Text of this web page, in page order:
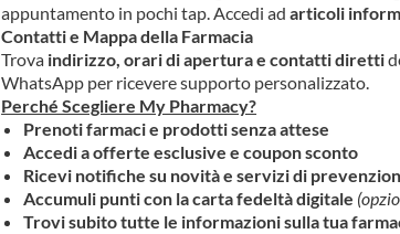
appuntamento in pochi tap. Accedi adarticoli
Contatti e Mappa della Farmacia
Trova indirizzo, orari di apertura e contatti diretti
WhatsApp per ricevere supporto personalizzato.
Perché Scegliere My Pharmacy?
Prenoti farmaci e prodotti senza attese
Accedi a offerte esclusive e coupon sconto
Ricevi notifiche su novità e servizi di
Accumuli punti con la carta fedeltà digitale
Trovi subito tutte le informazioni sulla tua